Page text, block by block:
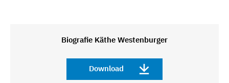
Biografie Käthe Westenburger
Download